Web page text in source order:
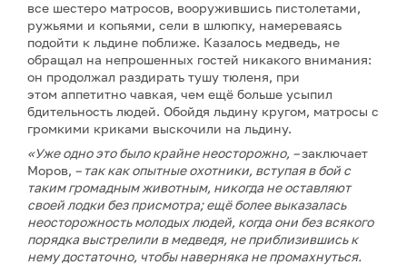
все шестеро матросов, вооружившись пистолетами,
ружьями и копьями, сели в шлюпку, намереваясь
подойти к льдине поближе. Казалось медведь, не
обращал на непрошенных гостей никакого внимания:
он продолжал раздирать тушу тюленя, при
этом аппетитно чавкая, чем ещё больше усыпил
бдительность людей. Обойдя льдину кругом, матросы с
громкими криками выскочили на льдину.
«Уже одно это было крайне неосторожно, –заключает
Моров, – так как опытные охотники, вступая в бой с
таким громадным животным, никогда не оставляют
своей лодки без присмотра; ещё более выказалась
неосторожность молодых людей, когда они без всякого
порядка выстрелили в медведя, не приблизившись к
нему достаточно, чтобы наверняка не промахнуться.